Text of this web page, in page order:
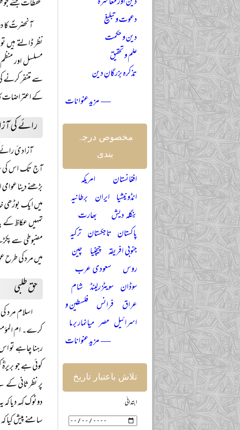
تحفظات بخشے
آنحضرتؐ کا
نظر ڈالتے
مسلسل اور
سے متنفر
کے اعتراضات
رائے کی
آزادیٔ رائے
آج تک اس کی
بڑھنے دینا
میں ایک بوڑھی
تمہیں عکاظ کے
مضبوطی سے
میں مرد کی طرح
حق طلبی
اسلام مرد
کرے۔ ام
رہنا چاہے تو اس
کوئی ہے جو
پر نظرثانی کے
دوٹوک کہہ دیا
سامنے پیش کیا
دعوت و تبلیغ
دین و حکمت
علم و تحقیق
تذکرہ بزرگانِ دین
— مزید عنوانات
مخصوص درجہ
بندی
افغانستان
امریکہ
انڈونیشیا ایران برطانیہ
بنگلہ دیش
بھارت
پاکستان تاجکستان ترکیہ
جنوبی افریقہ چیچنیا چین
روس
سعودی عرب
سوڈان سویٹزرلینڈ شام
عراق فرانس فلسطین و
اسرائیل مصر میانمار برما
— مزید عنوانات
تلاش باعتبار تاریخ
ابتدائی